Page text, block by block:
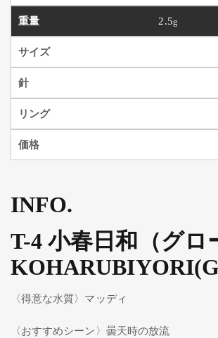
2.5g
INFO.
T-4 小春日和（グロ
〈得意な水質〉マッディ
〈おすすめシーン〉曇天時の放流